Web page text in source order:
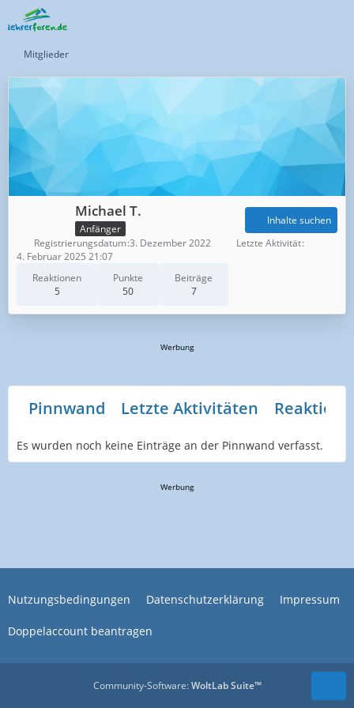
Mitglieder
Michael T.
Anfänger
Reaktionen
5
Punkte
50
Beiträge
7
Inhalte suchen
Registrierungsdatum 3. Dezember 2022
Letzte Aktivität
4. Februar 2025 21:07
Werbung
Pinnwand Letzte Aktivitäten
Es wurden noch keine Einträge an der Pinnwand verfasst.
Werbung
Nutzungsbedingungen Datenschutzerklärung Impressum
Doppelaccount beantragen
Community-Software:WoltLab Suite™